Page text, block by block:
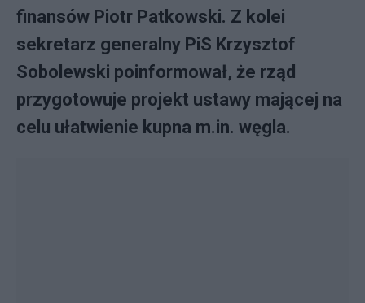
finansów Piotr Patkowski. Z kolei
sekretarz generalny PiS Krzysztof
Sobolewski poinformował, że rząd
przygotowuje projekt ustawy mającej na
celu ułatwienie kupna m.in. węgla.